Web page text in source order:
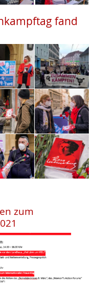
fand
zum